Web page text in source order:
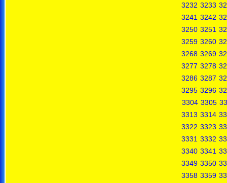
3232 3233
3241 3242
3250 3251
3259 3260
3268 3269
3277 3278
3286 3287
3295 3296
3304 3305
3313 3314
3322 3323
3331 3332
3340 3341
3349 3350
3358 3359